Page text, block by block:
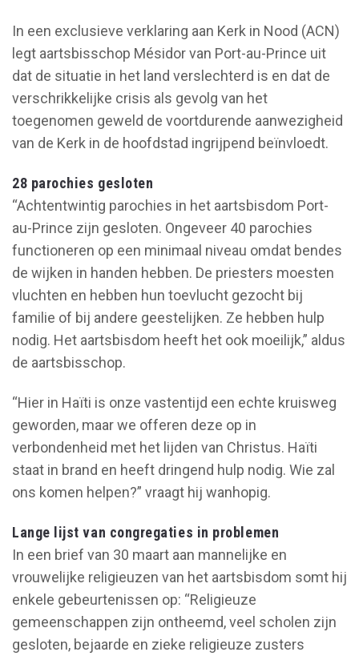
In een exclusieve verklaring aan Kerk in Nood (ACN)
legt aartsbisschop Mésidor van Port-au-Prince uit
dat de situatie in het land verslechterd is en dat de
verschrikkelijke crisis als gevolg van het
toegenomen geweld de voortdurende aanwezigheid
van de Kerk in de hoofdstad ingrijpend beïnvloedt.
28 parochies gesloten
“Achtentwintig parochies in het aartsbisdom Port-
au-Prince zijn gesloten. Ongeveer 40 parochies
functioneren op een minimaal niveau omdat bendes
de wijken in handen hebben. De priesters moesten
vluchten en hebben hun toevlucht gezocht bij
familie of bij andere geestelijken. Ze hebben hulp
nodig. Het aartsbisdom heeft het ook moeilijk,” aldus
de aartsbisschop.
“Hier in Haïti is onze vastentijd een echte kruisweg
geworden, maar we offeren deze op in
verbondenheid met het lijden van Christus. Haïti
staat in brand en heeft dringend hulp nodig. Wie zal
ons komen helpen?” vraagt hij wanhopig.
Lange lijst van congregaties in problemen
In een brief van 30 maart aan mannelijke en
vrouwelijke religieuzen van het aartsbisdom somt hij
enkele gebeurtenissen op: “Religieuze
gemeenschappen zijn ontheemd, veel scholen zijn
gesloten, bejaarde en zieke religieuze zusters